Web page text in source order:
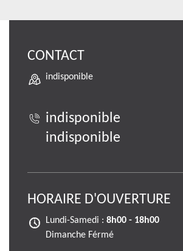
CONTACT
indisponible
indisponible
indisponible
HORAIRE D'OUVERTURE
Lundi-Samedi : 8h00 - 18h00
Dimanche Férmé